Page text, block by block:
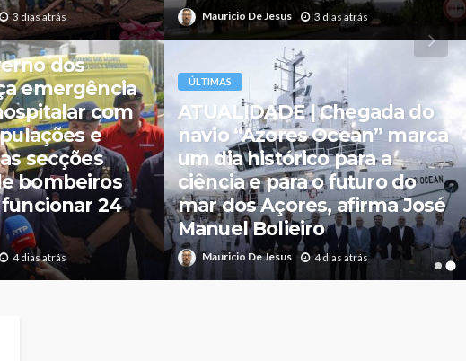
2 dias atrás Mauricio De Jesus 2 dias atrás
| Suspeito de
em São
3 dias atrás
ÚLTIMAS
ÚLTIMAS | Planos de Gestão
das Áreas Terrestres dos
Parques Naturais de Ilha
aprovados para toda a
Região
Mauricio De Jesus 3 dias atrás